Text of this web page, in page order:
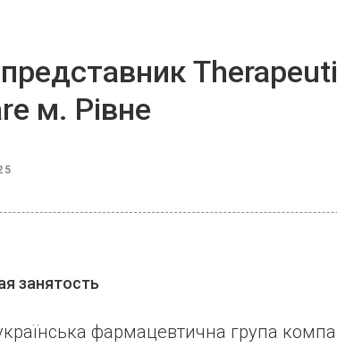
м. Рівне
занятость
фармацевтична група